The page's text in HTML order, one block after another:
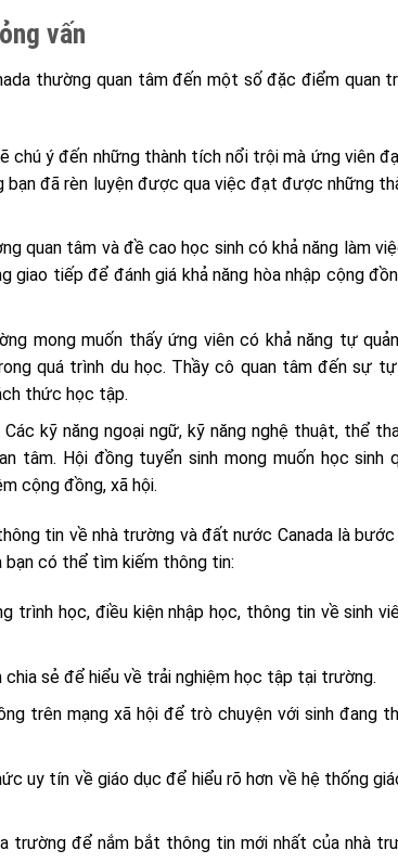
vấn
thường quan tâm đến một số đặc điểm quan
chú ý đến những thành tích nổi trội mà ứng viên
bạn đã rèn luyện được qua việc đạt được những
quan tâm và đề cao học sinh có khả năng làm
tiếp để đánh giá khả năng hòa nhập cộng
mong muốn thấy ứng viên có khả năng tự
quá trình du học. Thầy cô quan tâm đến sự
thức học tập.
Các kỹ năng ngoại ngữ, kỹ năng nghệ thuật, thể
tâm. Hội đồng tuyển sinh mong muốn học sinh
cộng đồng, xã hội.
tin về nhà trường và đất nước Canada là
bạn có thể tìm kiếm thông tin:
trình học, điều kiện nhập học, thông tin về sinh
sẻ để hiểu về trải nghiệm học tập tại trường.
trên mạng xã hội để trò chuyện với sinh đang
uy tín về giáo dục để hiểu rõ hơn về hệ thống
trường để nắm bắt thông tin mới nhất của nhà